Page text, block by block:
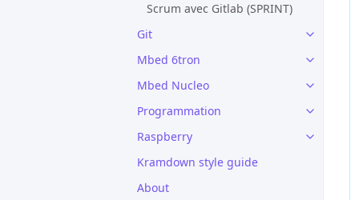
Scrum avec Gitlab (SPRINT)
Git
Mbed 6tron
Mbed Nucleo
Programmation
Raspberry
Kramdown style guide
About